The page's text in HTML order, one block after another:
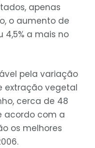
apenas
o aumento de
a mais no
pela variação
extração vegetal
cerca de 48
acordo com a
os melhores